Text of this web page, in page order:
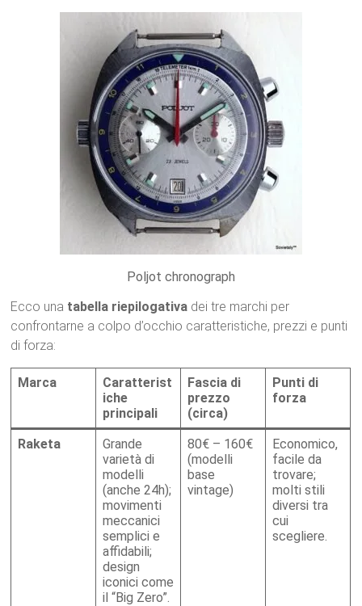
Poljot chronograph
Ecco una tabella riepilogativa dei tre marchi per
confrontarne a colpo d’occhio caratteristiche, prezzi e punti
di forza:
Marca
Caratterist
iche
principali
Fascia di
prezzo
(circa)
Punti di
forza
Raketa
Grande
varietà di
modelli
(anche 24h);
movimenti
meccanici
semplici e
affidabili;
design
iconici come
il “Big Zero”.
80€ – 160€
(modelli
base
vintage)
Economico,
facile da
trovare;
molti stili
diversi tra
cui
scegliere.